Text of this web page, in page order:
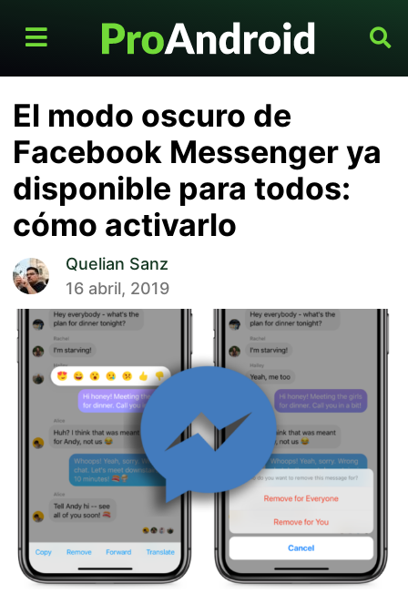
El modo oscuro de
Facebook Messenger ya
disponible para todos:
cómo activarlo
Quelian Sanz
16 abril, 2019